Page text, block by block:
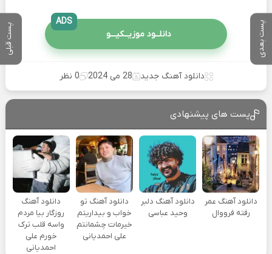
پست بعدی پست قبلی دانلــود موزیــکیـــو
ADS
دانلود آهنگ جدید 28 می 2024 0 نظر
پست های پیشنهادی
دانلود آهنگ عمر
رفته فرووال
دانلود آهنگ دلبر
وحید عباسی
دانلود آهنگ تو
خواب و بیداریتم
خیرمات چشمانتم
علی احمدیانی
دانلود آهنگ
روزگار بیا مردم
واسه قلب ترک
خورم علی
احمدیانی